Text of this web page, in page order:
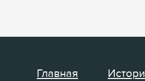
Главная